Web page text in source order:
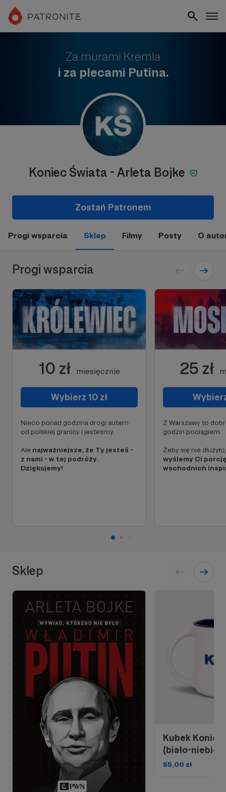
Za murami Kremla
i za plecami Putina.
Koniec Świata - Arleta Bojke
Zostań Patronem
Progi wsparcia Sklep Filmy Posty O
Progi wsparcia
10 zł miesięcznie
Wybierz 10 zł
Nieco ponad godzina drogi autem
od polskiej granicy i jesteśmy.
Ale najważniejsze, że Ty jesteś -
z nami - w tej podróży.
Dziękujemy!
25 zł
Z Warszawy to
godzin pociągiem.
Żeby się nie
wyślemy Ci
wschodnich
Sklep
Kubek Koniec
(biało-
55,00 zł